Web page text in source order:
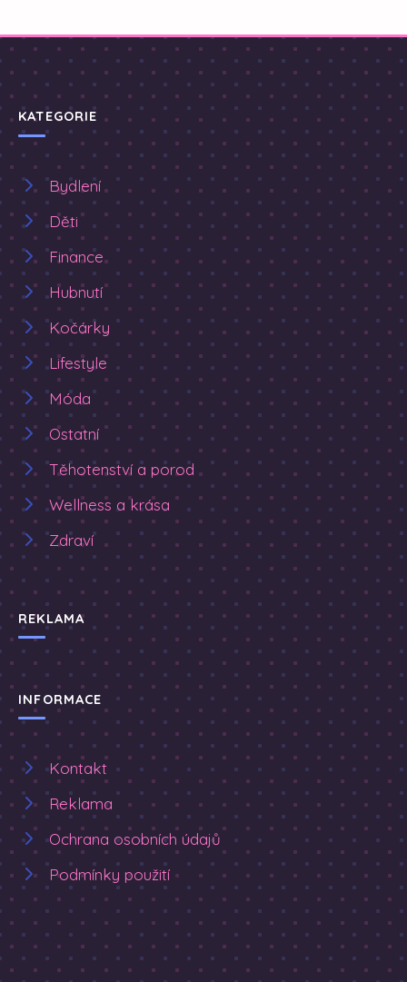
KATEGORIE
Bydlení
Děti
Finance
Hubnutí
Kočárky
Lifestyle
Móda
Ostatní
Těhotenství a porod
Wellness a krása
Zdraví
REKLAMA
INFORMACE
Kontakt
Reklama
Ochrana osobních údajů
Podmínky použití